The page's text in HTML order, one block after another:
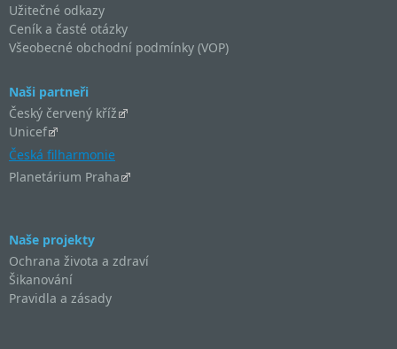
Užitečné odkazy
Ceník a časté otázky
Všeobecné obchodní podmínky (VOP)
Naši partneři
Český červený kříž
Unicef
Česká filharmonie
Planetárium Praha
Naše projekty
Ochrana života a zdraví
Šikanování
Pravidla a zásady